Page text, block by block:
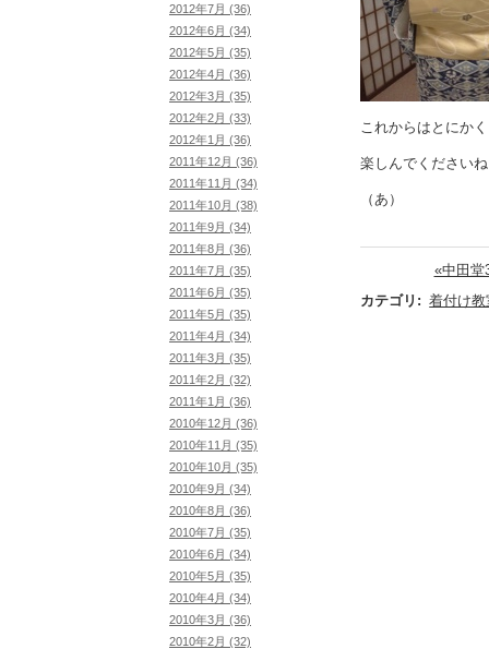
これからはとにか
楽しんでください
（あ）
«中田堂
カテゴリ : 着付け教
2012年7月 (36)
2012年6月 (34)
2012年5月 (35)
2012年4月 (36)
2012年3月 (35)
2012年2月 (33)
2012年1月 (36)
2011年12月 (36)
2011年11月 (34)
2011年10月 (38)
2011年9月 (34)
2011年8月 (36)
2011年7月 (35)
2011年6月 (35)
2011年5月 (35)
2011年4月 (34)
2011年3月 (35)
2011年2月 (32)
2011年1月 (36)
2010年12月 (36)
2010年11月 (35)
2010年10月 (35)
2010年9月 (34)
2010年8月 (36)
2010年7月 (35)
2010年6月 (34)
2010年5月 (35)
2010年4月 (34)
2010年3月 (36)
2010年2月 (32)